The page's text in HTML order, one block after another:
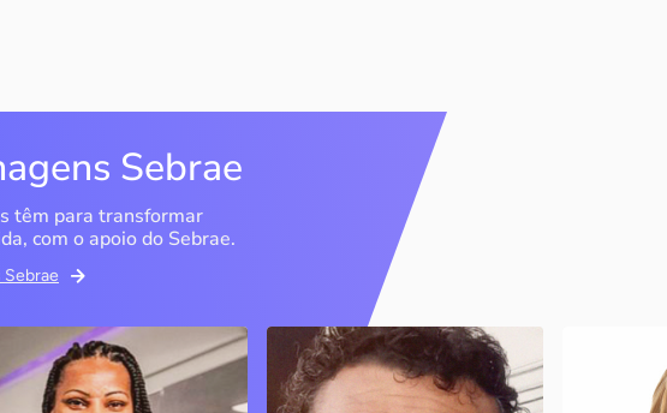
Sebrae
têm para transformar
com o apoio do Sebrae.
Sebrae
Olimpic Shape
Paulo / SP
DG Distribuidora de
Água Mineral
Selfsy